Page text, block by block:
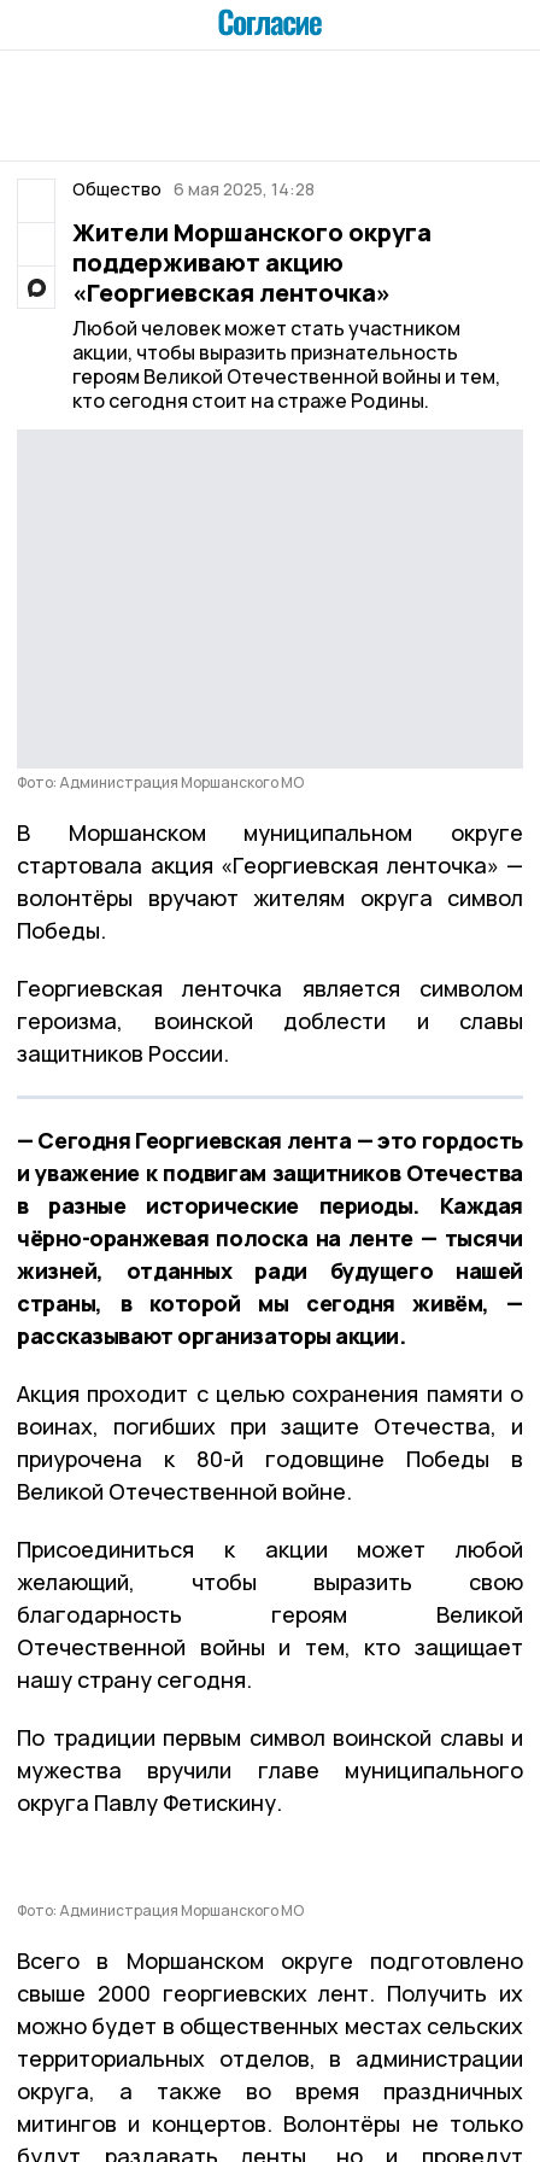
Общество 6 мая 2025, 14:28
Жители Моршанского округа
поддерживают акцию
«Георгиевская ленточка»
Любой человек может стать участником
акции, чтобы выразить признательность
героям Великой Отечественной войны и тем,
кто сегодня стоит на страже Родины.
Фото: Администрация Моршанского МО
В Моршанском муниципальном округе
стартовала акция «Георгиевская ленточка» —
волонтёры вручают жителям округа символ
Победы.
Георгиевская ленточка является символом
героизма, воинской доблести и славы
защитников России.
— Сегодня Георгиевская лента — это гордость
и уважение к подвигам защитников Отечества
в разные исторические периоды. Каждая
чёрно-оранжевая полоска на ленте — тысячи
жизней, отданных ради будущего нашей
страны, в которой мы сегодня живём, —
рассказывают организаторы акции.
Акция проходит с целью сохранения памяти о
воинах, погибших при защите Отечества, и
приурочена к 80-й годовщине Победы в
Великой Отечественной войне.
Присоединиться к акции может любой
желающий, чтобы выразить свою
благодарность героям Великой
Отечественной войны и тем, кто защищает
нашу страну сегодня.
По традиции первым символ воинской славы и
мужества вручили главе муниципального
округа Павлу Фетискину.
Фото: Администрация Моршанского МО
Всего в Моршанском округе подготовлено
свыше 2000 георгиевских лент. Получить их
можно будет в общественных местах сельских
территориальных отделов, в администрации
округа, а также во время праздничных
митингов и концертов. Волонтёры не только
будут раздавать ленты, но и проведут